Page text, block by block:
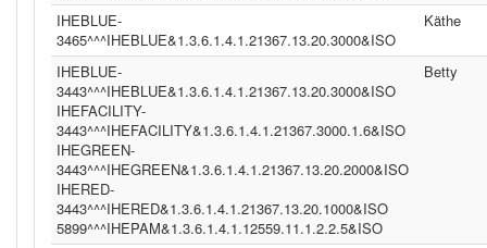
IHEBLUE-
3465^^^IHEBLUE&1.3.6.1.4.1.21367.13.20.3000&ISO
Käthe
IHEBLUE-
3443^^^IHEBLUE&1.3.6.1.4.1.21367.13.20.3000&ISO
IHEFACILITY-
3443^^^IHEFACILITY&1.3.6.1.4.1.21367.3000.1.6&ISO
IHEGREEN-
3443^^^IHEGREEN&1.3.6.1.4.1.21367.13.20.2000&ISO
IHERED-
3443^^^IHERED&1.3.6.1.4.1.21367.13.20.1000&ISO
5899^^^IHEPAM&1.3.6.1.4.1.12559.11.1.2.2.5&ISO
Betty